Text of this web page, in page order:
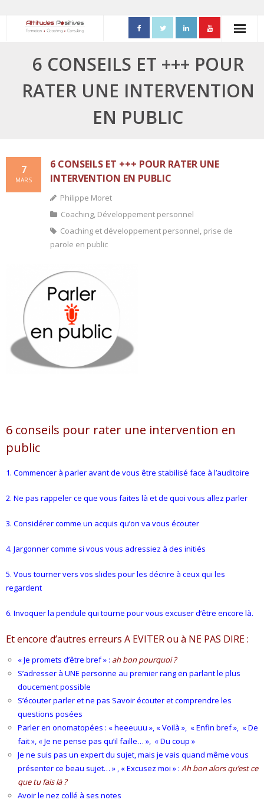
- Adapter sa posture managériale
- Process Vente
- Ennéagramme
- Triangle de Karpman
- L'intelligence émotionnelle
COACHING et CONSULTING
- Coaching
- Consulting
6 CONSEILS ET +++ POUR
RATER UNE INTERVENTION
EN PUBLIC
6 CONSEILS ET +++ POUR RATER UNE
INTERVENTION EN PUBLIC
7
MARS
Philippe Moret
Coaching, Développement personnel
Coaching et développement personnel, prise de
parole en public
6 conseils pour rater une intervention en
public
1. Commencer à parler avant de vous être stabilisé face à l’auditoire
2. Ne pas rappeler ce que vous faites là et de quoi vous allez parler
3. Considérer comme un acquis qu’on va vous écouter
4. Jargonner comme si vous vous adressiez à des initiés
5. Vous tourner vers vos slides pour les décrire à ceux qui les
regardent
6. Invoquer la pendule qui tourne pour vous excuser d’être encore là.
Et encore d’autres erreurs A EVITER ou à NE PAS DIRE :
« Je promets d’être bref » : ah bon pourquoi ?
S’adresser à UNE personne au premier rang en parlant le plus
doucement possible
S’écouter parler et ne pas Savoir écouter et comprendre les
questions posées
Parler en onomatopées : « heeeuuu », « Voilà », « Enfin bref », « De
fait », « Je ne pense pas qu’il faille… », « Du coup »
Je ne suis pas un expert du sujet, mais je vais quand même vous
présenter ce beau sujet… » , « Excusez moi » : Ah bon alors qu’est ce
que tu fais là ?
Avoir le nez collé à ses notes